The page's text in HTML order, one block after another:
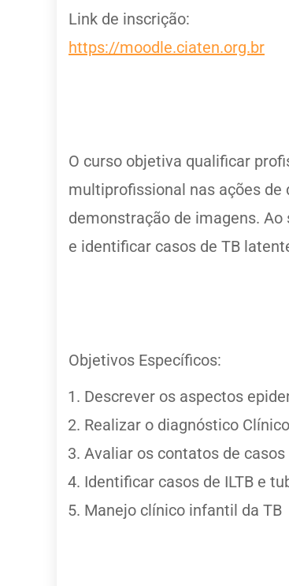
Link de inscrição:
https://moodle.ciaten.org.br
O curso objetiva qualificar
multiprofissional nas ações
demonstração de imagens.
e identificar casos de TB
Objetivos Específicos:
Descrever os aspectos
Realizar o diagnóstico
Avaliar os contatos de
Identificar casos de ILTB e
Manejo clínico infantil da TB